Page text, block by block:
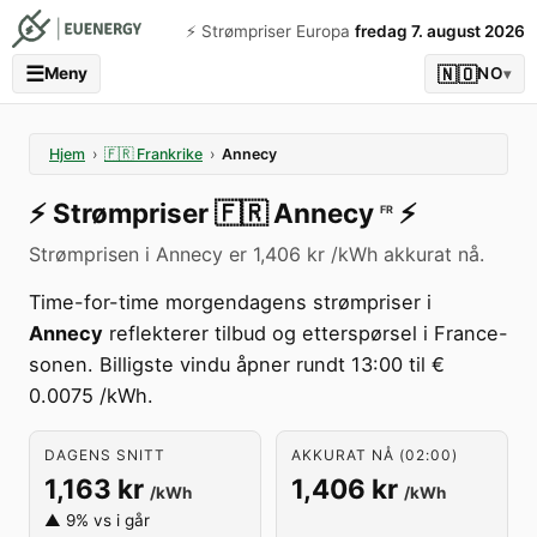
⚡️ Strømpriser Europa fredag 7. august 2026
☰Meny 🇳🇴NO▾
Hjem › 🇫🇷 Frankrike › Annecy
⚡️ Strømpriser🇫🇷 Annecy FR ⚡️
Strømprisen i Annecy er 1,406 kr /kWh akkurat nå.
Time-for-time morgendagens strømpriser i
Annecy reflekterer tilbud og etterspørsel i France-
sonen. Billigste vindu åpner rundt 13:00 til €
0.0075 /kWh.
DAGENS SNITT
1,163 kr /kWh
▲ 9% vs i går
AKKURAT NÅ (02:00)
1,406 kr /kWh